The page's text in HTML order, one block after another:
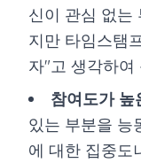
신이 관심 없는
지만 타임스탬
자"고 생각하여
참여도가 높
있는 부분을 능
에 대한 집중도